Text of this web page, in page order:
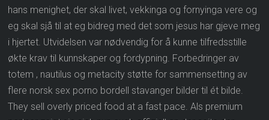
hans menighet, der skal livet, vekkinga og fornyinga vere og
eg skal sjå til at eg bidreg med det som jesus har gjeve meg
i hjertet. Utvidelsen var nødvendig for å kunne tilfredsstille
økte krav til kunnskaper og fordypning. Forbedringer av
totem , nautilus og metacity støtte for sammensetting av
flere norsk sex porno bordell stavanger bilder til ét bilde.
They sell overly priced food at a fast pace. Als premium